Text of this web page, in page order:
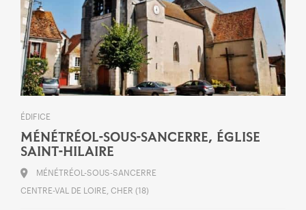
ÉDIFICE
MÉNÉTRÉOL-SOUS-SANCERRE, ÉGLISE
SAINT-HILAIRE
MÉNÉTRÉOL-SOUS-SANCERRE
CENTRE-VAL DE LOIRE, CHER (18)